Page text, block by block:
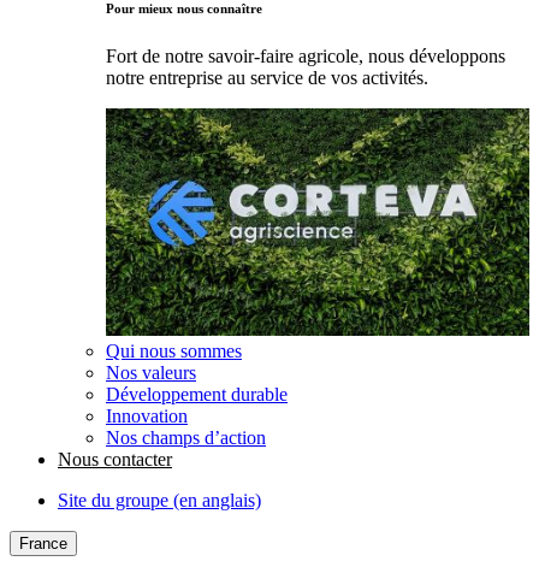
Pour mieux nous connaître
Fort de notre savoir-faire agricole, nous développons
notre entreprise au service de vos activités.
Qui nous sommes
Nos valeurs
Développement durable
Innovation
Nos champs d’action
Nous contacter
Site du groupe (en anglais)
France